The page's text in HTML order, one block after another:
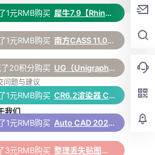
工单
问题与建议
我们
支持与合作
1元RMB购买 南方CASS 11.0 软件安装包下载和安装教程
20积分购买 UG（Unigraphics NX）12.0 安装包下载及安装教程
1元RMB购买 CR6.2渲染器 Corona 6.2 for 3ds Max（2014-2022）中/英文版下载和安装教程
1元RMB购买 Auto CAD 2024 中文64位破解版+安装教程+Win8/10/11版下载
3元RMB购买 整理丢失贴图脚本 3Dmax脚本下载
1元RMB购买